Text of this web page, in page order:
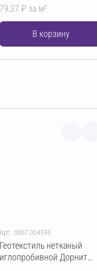
79,37 ₽ за м²
В корзину
Арт.: 0867.004595
Геотекстиль нетканый
иглопробивной Дорнит